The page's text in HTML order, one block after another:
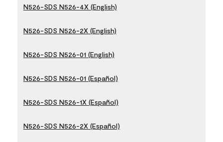
N526-SDS N526-4X (English)
N526-SDS N526-2X (English)
N526-SDS N526-01 (English)
N526-SDS N526-01 (Español)
N526-SDS N526-1X (Español)
N526-SDS N526-2X (Español)